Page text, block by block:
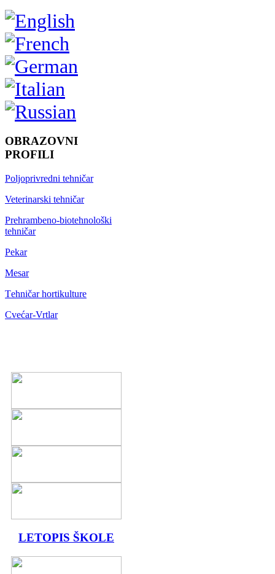
OBRAZOVNI
PROFILI
Poljoprivredni tehničar
Veterinarski tehničar
Prehrambeno-biotehnološki
tehničar
Pekar
Mesar
Тehničar hortikulture
Cvećar-Vrtlar
LETOPIS ŠKOLE